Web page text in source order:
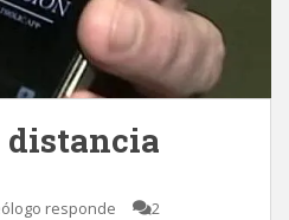
distancia
responde
2